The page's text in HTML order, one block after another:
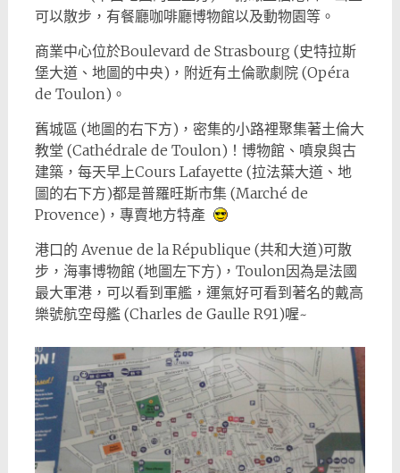
可以散步，有餐廳咖啡廳博物館以及動物園等。
商業中心位於Boulevard de Strasbourg (史特拉斯
堡大道、地圖的中央)，附近有土倫歌劇院 (Opéra
de Toulon)。
舊城區 (地圖的右下方)，密集的小路裡聚集著土倫大
教堂 (Cathédrale de Toulon)！博物館、噴泉與古
建築，每天早上Cours Lafayette (拉法葉大道、地
圖的右下方)都是普羅旺斯市集 (Marché de
Provence)，專賣地方特產
港口的 Avenue de la République (共和大道)可散
步，海事博物館 (地圖左下方)，Toulon因為是法國
最大軍港，可以看到軍艦，運氣好可看到著名的戴高
樂號航空母艦 (Charles de Gaulle R91)喔~